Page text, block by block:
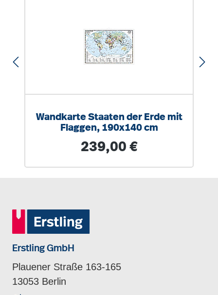
Wandkarte Staaten der Erde mit
Flaggen, 190x140 cm
Regulärer Preis:
239,00 €
Erstling GmbH
Plauener Straße 163-165
13053 Berlin